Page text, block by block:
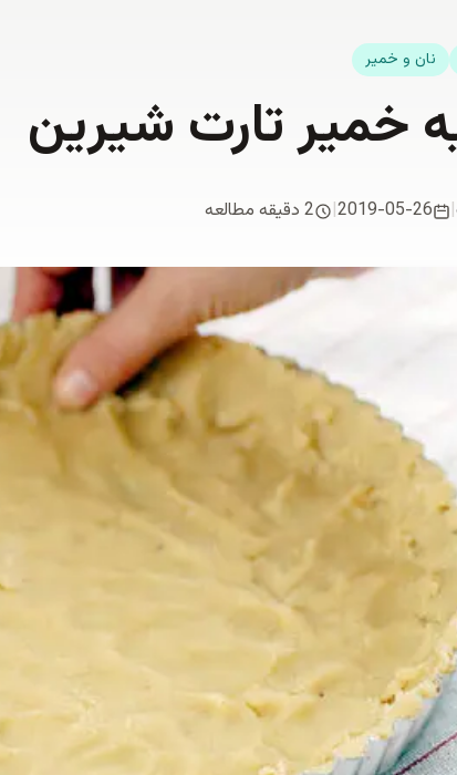
نان و خمیر
خمیر تارت شیرین
|
2019-05-26
| 2 دقیقه مطالعه